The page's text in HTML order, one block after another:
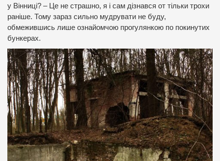
у Вінниці? – Це не страшно, я і сам дізнався от тільки трохи
раніше. Тому зараз сильно мудрувати не буду,
обмежившись лише ознайомчою прогулянкою по покинутих
бункерах.